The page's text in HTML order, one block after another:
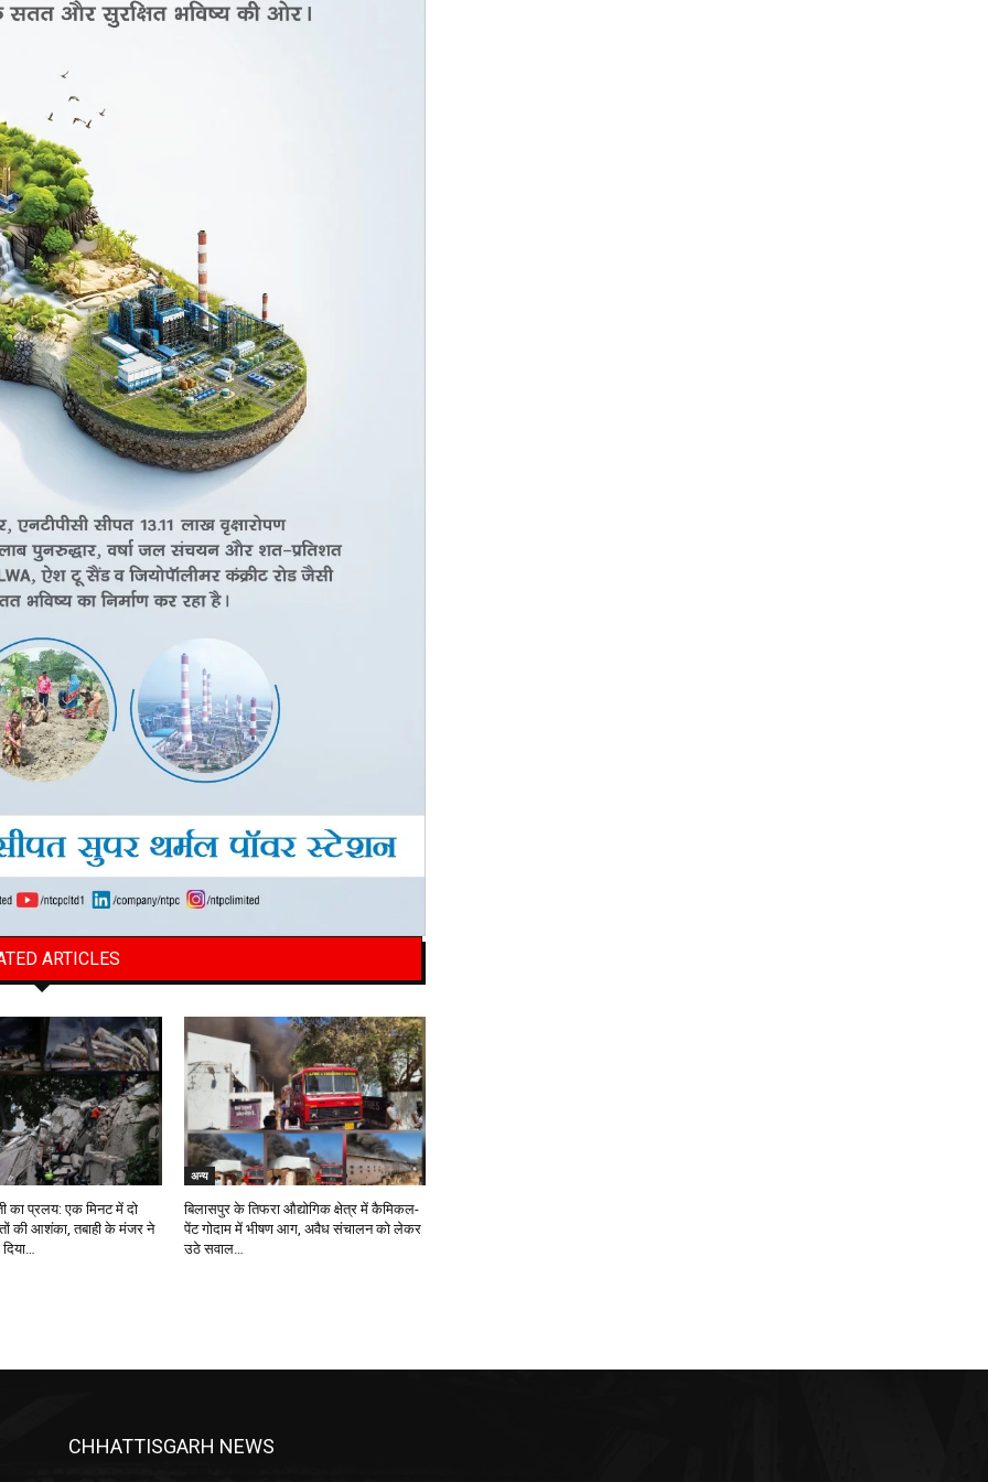
ARTICLES
का प्रलय: एक मिनट में दो
की आशंका, तबाही के मंजर ने
अन्य
बिलासपुर के तिफरा औद्योगिक क्षेत्र में कैमिकल-
पेंट गोदाम में भीषण आग, अवैध संचालन को लेकर
उठे सवाल…
CHHATTISGARH NEWS